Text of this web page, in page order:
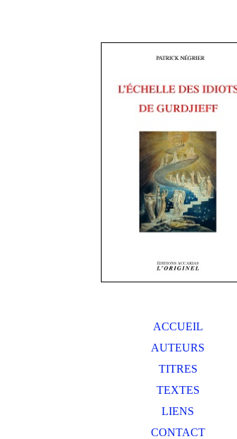
ACCUEIL
AUTEURS
TITRES
TEXTES
LIENS
CONTACT